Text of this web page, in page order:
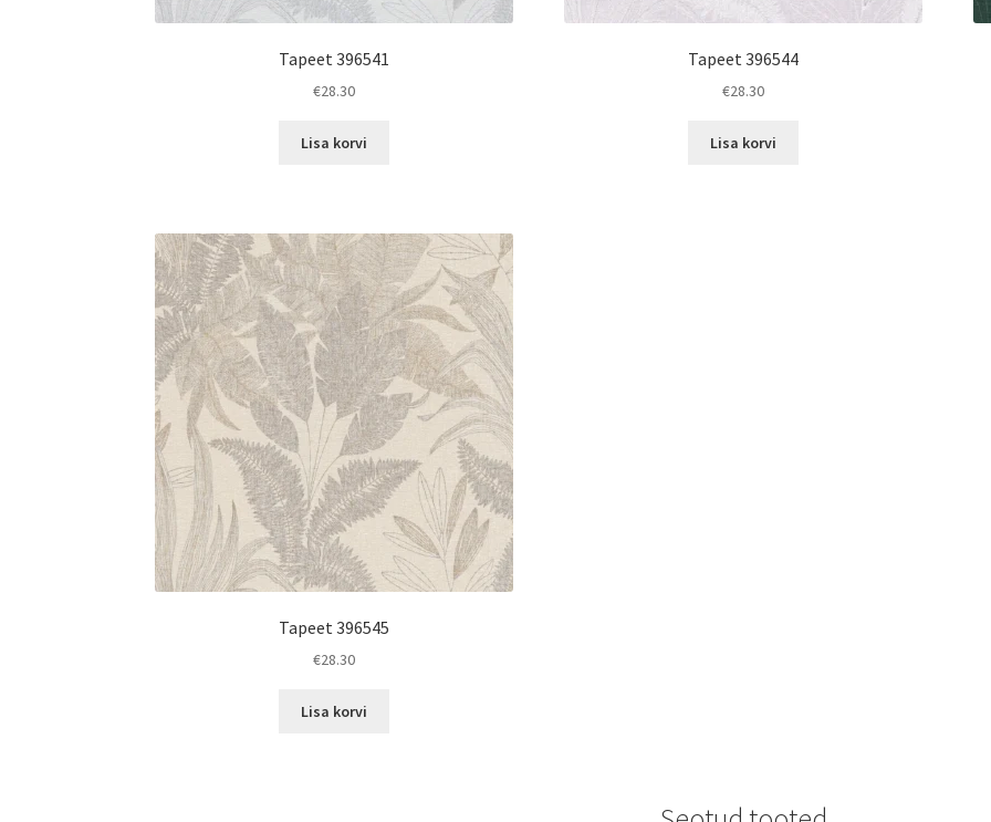
Tapeet 396541
€28.30
Lisa korvi
Tapeet 396544
€28.30
Lisa korvi
Tapeet 396545
€28.30
Lisa korvi